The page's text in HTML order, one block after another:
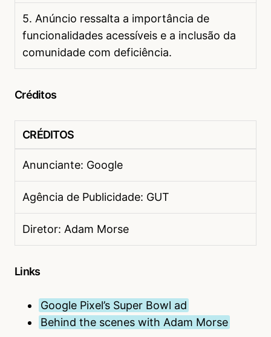
5. Anúncio ressalta a importância de
funcionalidades acessíveis e a inclusão da
comunidade com deficiência.
Créditos
CRÉDITOS
Anunciante: Google
Agência de Publicidade: GUT
Diretor: Adam Morse
Links
Google Pixel’s Super Bowl ad
Behind the scenes with Adam Morse